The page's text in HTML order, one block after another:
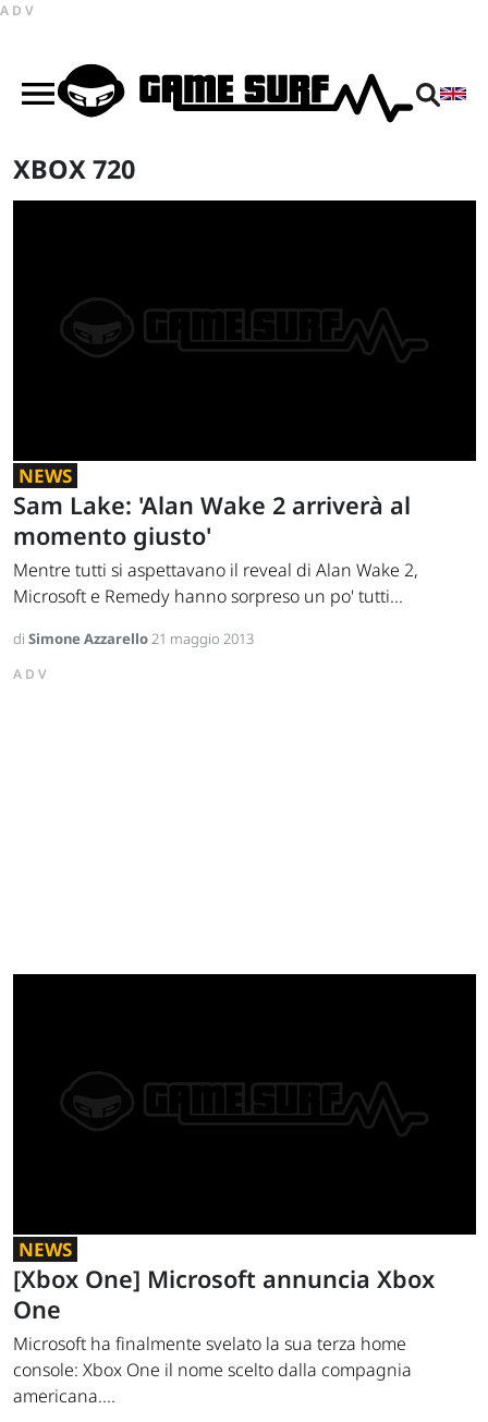
ADV
XBOX 720
NEWS
Sam Lake: 'Alan Wake 2 arriverà al
momento giusto'
Mentre tutti si aspettavano il reveal di Alan Wake 2,
Microsoft e Remedy hanno sorpreso un po' tutti...
di Simone Azzarello21 maggio 2013
ADV
NEWS
[Xbox One] Microsoft annuncia Xbox
One
Microsoft ha finalmente svelato la sua terza home
console: Xbox One il nome scelto dalla compagnia
americana....